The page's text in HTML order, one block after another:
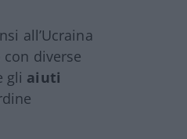
all’Ucraina
diverse
gli aiuti